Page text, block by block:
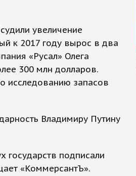
увеличение
к 2017 году вырос в два
«Русал» Олега
300 млн долларов.
исследованию запасов
Владимиру Путину
государств подписали
«КоммерсантЪ».